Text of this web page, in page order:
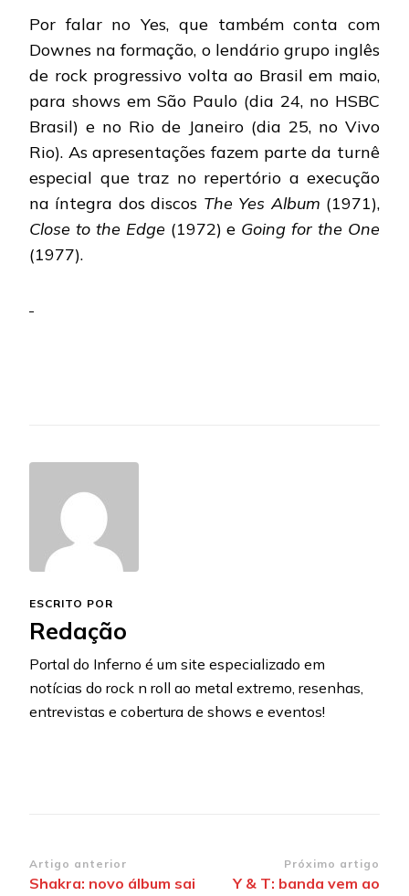
Por falar no Yes, que também conta com
Downes na formação, o lendário grupo inglês
de rock progressivo volta ao Brasil em maio,
para shows em São Paulo (dia 24, no HSBC
Brasil) e no Rio de Janeiro (dia 25, no Vivo
Rio). As apresentações fazem parte da turnê
especial que traz no repertório a execução
na íntegra dos discos The Yes Album (1971),
Close to the Edge (1972) e Going for the One
(1977).
ESCRITO POR
Redação
Portal do Inferno é um site especializado em
notícias do rock n roll ao metal extremo, resenhas,
entrevistas e cobertura de shows e eventos!
Navegação
Artigo anterior
Shakra: novo álbum sai
Próximo artigo
Y & T: banda vem ao